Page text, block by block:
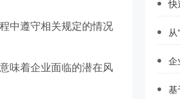
中遵守相关规定的情况
味着企业面临的潜在风
企
基